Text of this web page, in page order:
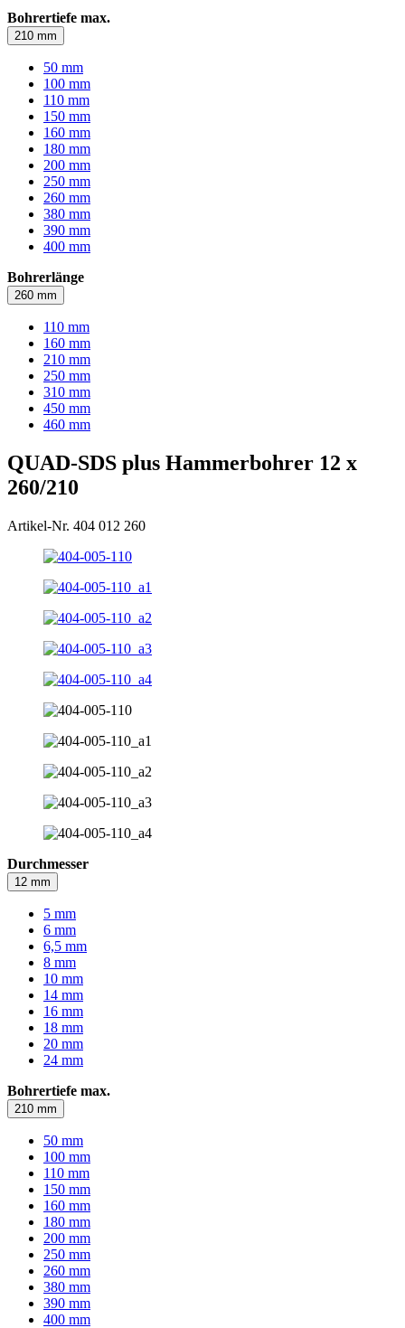
Bohrertiefe max.
210 mm
50 mm
100 mm
110 mm
150 mm
160 mm
180 mm
200 mm
250 mm
260 mm
380 mm
390 mm
400 mm
Bohrerlänge
260 mm
110 mm
160 mm
210 mm
250 mm
310 mm
450 mm
460 mm
QUAD-SDS plus Hammerbohrer 12 x
260/210
Artikel-Nr. 404 012 260
Durchmesser
12 mm
5 mm
6 mm
6,5 mm
8 mm
10 mm
14 mm
16 mm
18 mm
20 mm
24 mm
Bohrertiefe max.
210 mm
50 mm
100 mm
110 mm
150 mm
160 mm
180 mm
200 mm
250 mm
260 mm
380 mm
390 mm
400 mm